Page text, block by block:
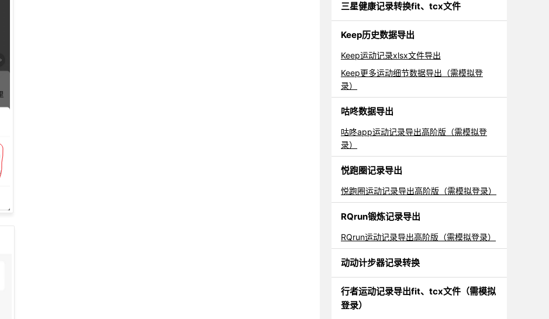
三星健康记录转换fit、tcx文件
Keep历史数据导出
Keep运动记录xlsx文件导出
Keep更多运动细节数据导出（需模拟登
录）
咕咚数据导出
咕咚app运动记录导出高阶版（需模拟登
录）
悦跑圈记录导出
悦跑圈运动记录导出高阶版（需模拟登录）
RQrun锻炼记录导出
RQrun运动记录导出高阶版（需模拟登录）
动动计步器记录转换
行者运动记录导出fit、tcx文件（需模拟
登录）